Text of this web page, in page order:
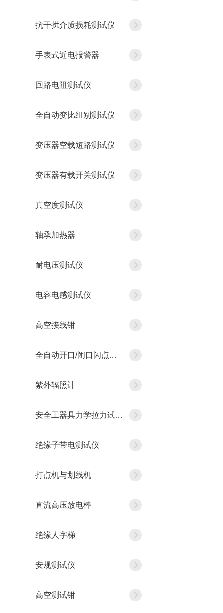
抗干扰介质损耗测试仪
手表式近电报警器
回路电阻测试仪
全自动变比组别测试仪
变压器空载短路测试仪
变压器有载开关测试仪
真空度测试仪
轴承加热器
耐电压测试仪
电容电感测试仪
高空接线钳
全自动开口/闭口闪点测定仪
紫外辐照计
安全工器具力学拉力试验机
绝缘子带电测试仪
打点机与划线机
直流高压放电棒
绝缘人字梯
安规测试仪
高空测试钳